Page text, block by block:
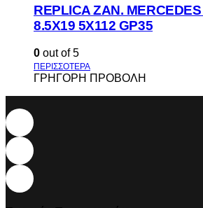
REPLICA ZAN.
8.5X19 5X112 GP35
0 out of 5
ΓΡΗΓΟΡΗ ΠΡΟΒΟΛΗ